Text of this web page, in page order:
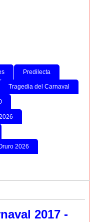
Predilecta
Tragedia del Carnaval
2026
2017 -